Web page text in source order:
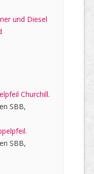
und Diesel
Churchill.
SBB,
SBB,